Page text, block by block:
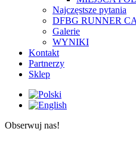
Najczęstsze pytania
DFBG RUNNER
Galerie
WYNIKI
Kontakt
Partnerzy
Sklep
Obserwuj nas!